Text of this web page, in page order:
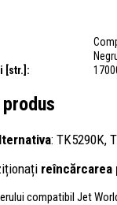
[str.]:
: TK5290K,
reîncărcarea
compatibil Jet